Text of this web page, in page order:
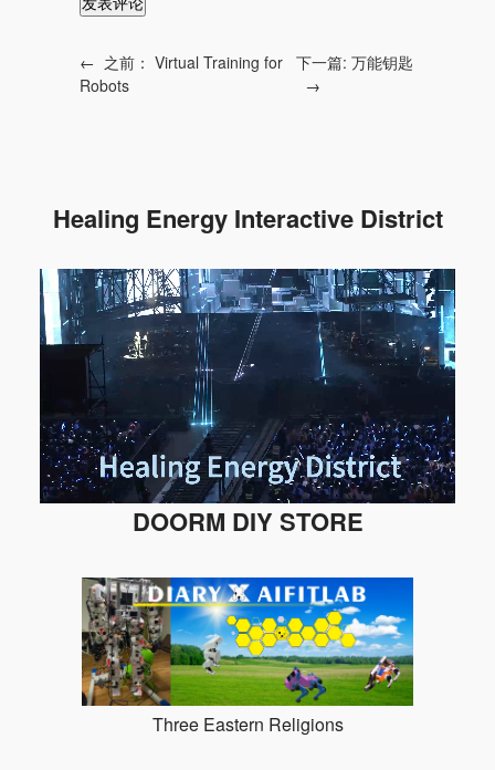
← 之前： Virtual Training for
Robots
下一篇:万能钥匙
→
Healing Energy Interactive District
DOORM DIY STORE
Three Eastern Religions